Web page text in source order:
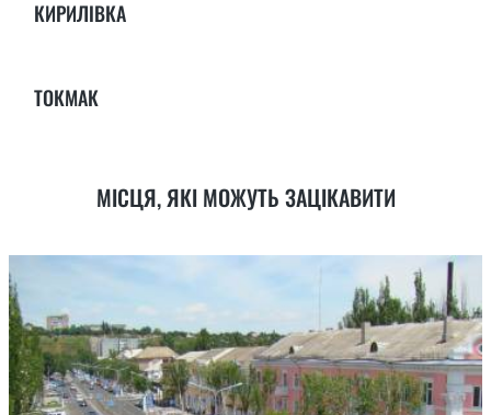
КИРИЛІВКА
ТОКМАК
МІСЦЯ, ЯКІ МОЖУТЬ ЗАЦІКАВИТИ